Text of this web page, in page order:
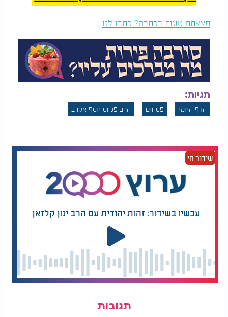
מצאתם טעות בכתבה? כתבו לנו
תגיות:
הדף היומי פסחים הרב פנחס יוסף אקרב
שידור חי
עכשיו בשידור: זהות יהודית עם הרב ינון קלזאן
תגובות